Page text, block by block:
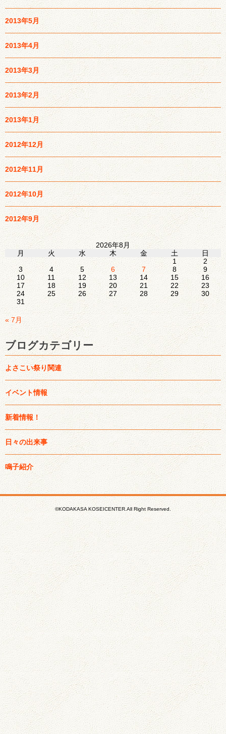
2013年5月
2013年4月
2013年3月
2013年2月
2013年1月
2012年12月
2012年11月
2012年10月
2012年9月
2026年8月
月
火 水 木 金 土
日
1
2
3
4 5 6 7 8
9
10
11 12 13 14 15
16
17
18 19 20 21 22
23
24
25 26 27 28 29
30
31
« 7月
ブログカテゴリー
よさこい祭り関連
イベント情報
新着情報！
日々の出来事
鳴子紹介
©KODAKASA KOSEICENTER.All Right Reserved.